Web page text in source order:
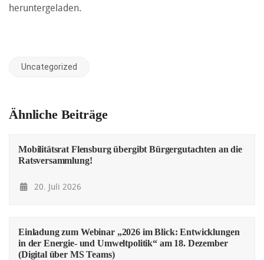
heruntergeladen.
Uncategorized
Ähnliche Beiträge
Mobilitätsrat Flensburg übergibt Bürgergutachten an die
Ratsversammlung!
20. Juli 2026
Einladung zum Webinar „2026 im Blick: Entwicklungen
in der Energie- und Umweltpolitik“ am 18. Dezember
(Digital über MS Teams)